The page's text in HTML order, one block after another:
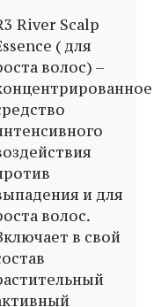
River Scalp
( для
волос) –
и для
волос.
в свой